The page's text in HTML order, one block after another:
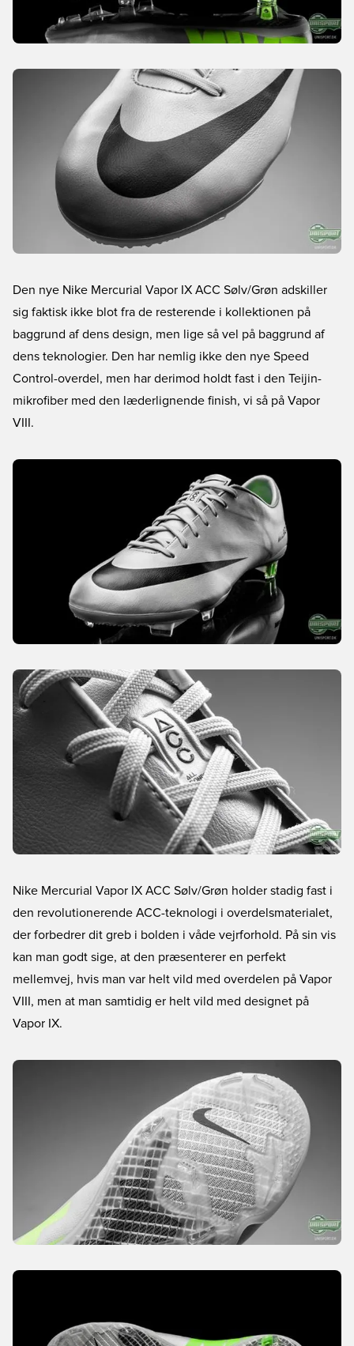
Den nye Nike Mercurial Vapor IX ACC Sølv/Grøn adskiller
sig faktisk ikke blot fra de resterende i kollektionen på
baggrund af dens design, men lige så vel på baggrund af
dens teknologier. Den har nemlig ikke den nye Speed
Control-overdel, men har derimod holdt fast i den Teijin-
mikrofiber med den læderlignende finish, vi så på Vapor
VIII.
Nike Mercurial Vapor IX ACC Sølv/Grøn holder stadig fast i
den revolutionerende ACC-teknologi i overdelsmaterialet,
der forbedrer dit greb i bolden i våde vejrforhold. På sin vis
kan man godt sige, at den præsenterer en perfekt
mellemvej, hvis man var helt vild med overdelen på Vapor
VIII, men at man samtidig er helt vild med designet på
Vapor IX.